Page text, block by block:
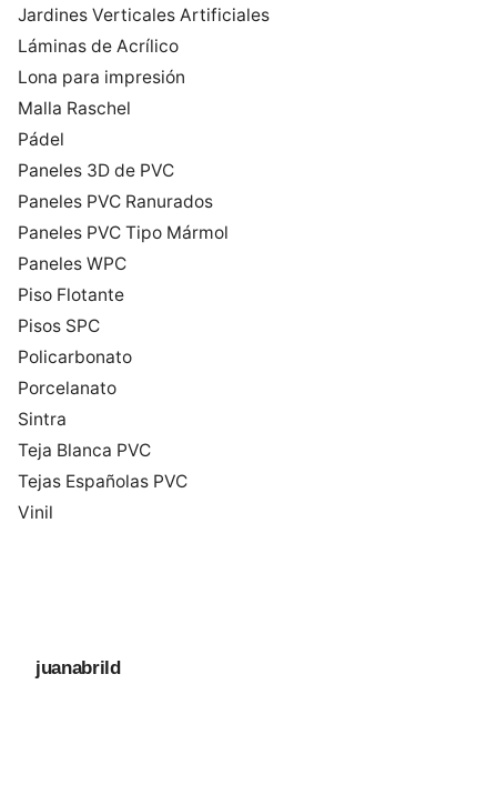
Jardines Verticales Artificiales
Láminas de Acrílico
Lona para impresión
Malla Raschel
Pádel
Paneles 3D de PVC
Paneles PVC Ranurados
Paneles PVC Tipo Mármol
Paneles WPC
Piso Flotante
Pisos SPC
Policarbonato
Porcelanato
Sintra
Teja Blanca PVC
Tejas Españolas PVC
Vinil
juanabrild